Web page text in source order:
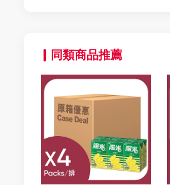
同類商品推薦